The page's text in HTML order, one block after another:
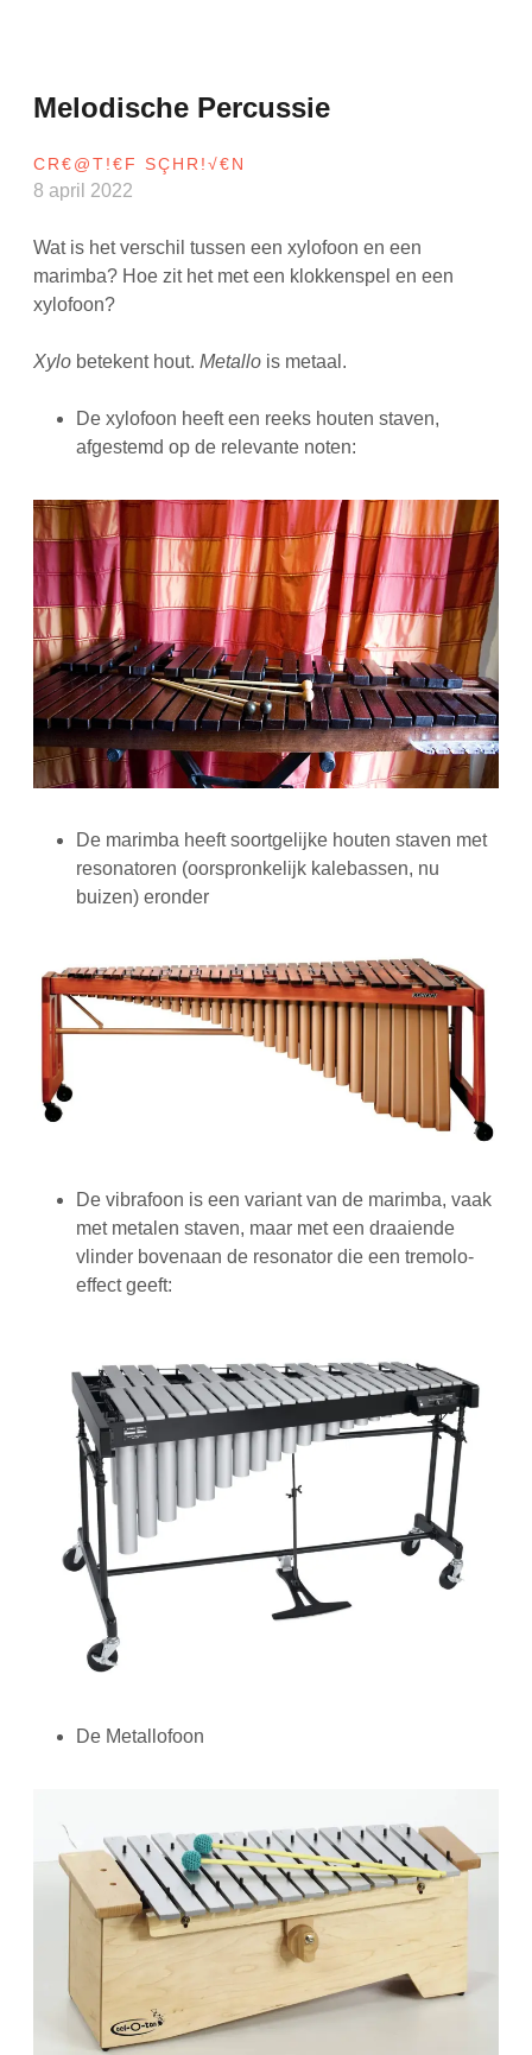
Melodische Percussie
CR€@T!€F SÇHR!√€N
8 april 2022
Wat is het verschil tussen een xylofoon en een
marimba? Hoe zit het met een klokkenspel en een
xylofoon?
Xylo betekent hout.Metallo is metaal.
De xylofoon heeft een reeks houten staven,
afgestemd op de relevante noten:
De marimba heeft soortgelijke houten staven met
resonatoren (oorspronkelijk kalebassen, nu
buizen) eronder
De vibrafoon is een variant van de marimba, vaak
met metalen staven, maar met een draaiende
vlinder bovenaan de resonator die een tremolo-
effect geeft:
De Metallofoon